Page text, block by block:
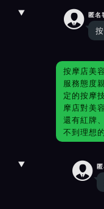
 匿名
按摩店美
服務態度
定的按摩
摩店對美
還有紅牌
不到理想
